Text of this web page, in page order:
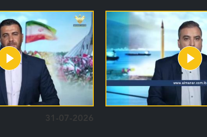
31-07-2026